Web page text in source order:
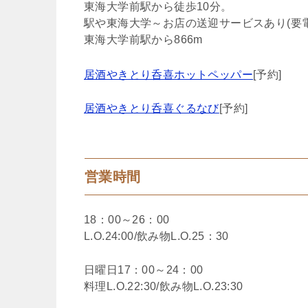
東海大学前駅から徒歩10分。
駅や東海大学～お店の送迎サービスあり(要
東海大学前駅から866m
居酒やきとり呑喜ホットペッパー[予約]
居酒やきとり呑喜ぐるなび[予約]
営業時間
18：00～26：00
L.O.24:00/飲み物L.O.25：30
日曜日17：00～24：00
料理L.O.22:30/飲み物L.O.23:30